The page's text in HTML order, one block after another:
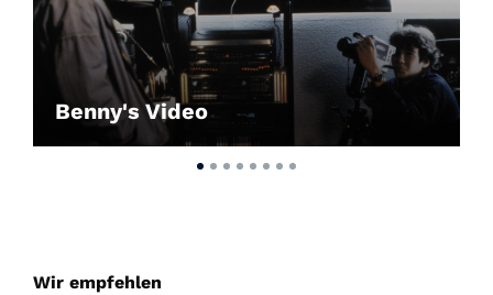
Benny's Video
Wir empfehlen